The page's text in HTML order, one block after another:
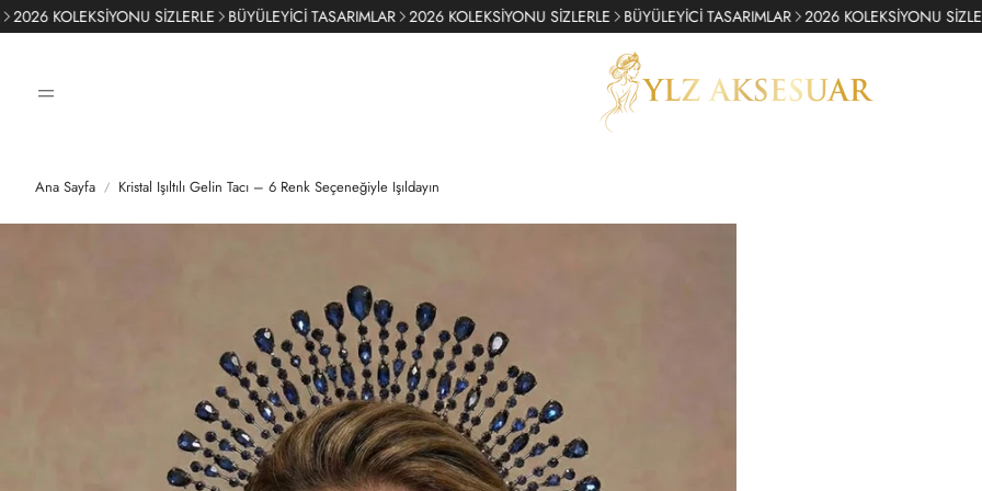
SİZLERLE BÜYÜLEYİCİ TASARIMLAR 2026 KOLEKSİYONU SİZLERLE BÜYÜLEYİCİ TASARIMLAR 2026 KOLEKSİYONU SİZLERLE
Ana Sayfa Kristal Işıltılı Gelin Tacı – 6 Renk Seçeneğiyle Işıldayın